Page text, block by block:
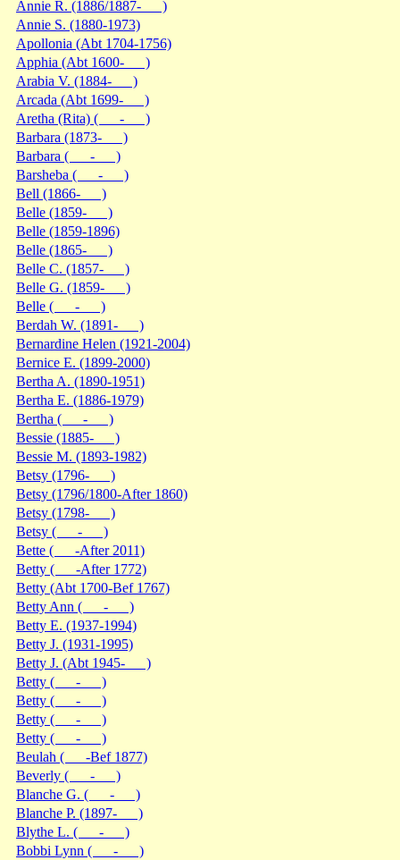
Annie R. (1886/1887- )
Annie S. (1880-1973)
Apollonia (Abt 1704-1756)
Apphia (Abt 1600- )
Arabia V. (1884- )
Arcada (Abt 1699- )
Aretha (Rita) ( - )
Barbara (1873- )
Barbara ( - )
Barsheba ( - )
Bell (1866- )
Belle (1859- )
Belle (1859-1896)
Belle (1865- )
Belle C. (1857- )
Belle G. (1859- )
Belle ( - )
Berdah W. (1891- )
Bernardine Helen (1921-2004)
Bernice E. (1899-2000)
Bertha A. (1890-1951)
Bertha E. (1886-1979)
Bertha ( - )
Bessie (1885- )
Bessie M. (1893-1982)
Betsy (1796- )
Betsy (1796/1800-After 1860)
Betsy (1798- )
Betsy ( - )
Bette ( -After 2011)
Betty ( -After 1772)
Betty (Abt 1700-Bef 1767)
Betty Ann ( - )
Betty E. (1937-1994)
Betty J. (1931-1995)
Betty J. (Abt 1945- )
Betty ( - )
Betty ( - )
Betty ( - )
Betty ( - )
Beulah ( -Bef 1877)
Beverly ( - )
Blanche G. ( - )
Blanche P. (1897- )
Blythe L. ( - )
Bobbi Lynn ( - )